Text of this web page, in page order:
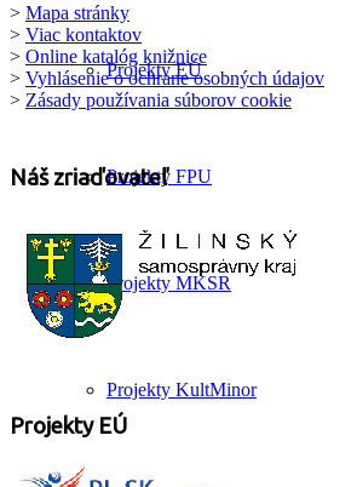
Projekty EÚ
Projekty FPU
Projekty MKSR
Projekty KultMinor
> Mapa stránky
> Viac kontaktov
> Online katalóg knižnice
> Vyhlásenie o ochrane osobných údajov
> Zásady používania súborov cookie
Náš zriaďovateľ
Projekty EÚ